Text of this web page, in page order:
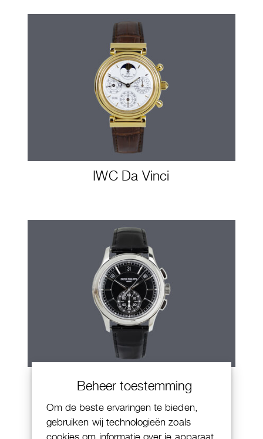
Beheer toestemming
Om de beste ervaringen te bieden,
gebruiken wij technologieën zoals
cookies om informatie over je apparaat
IWC Da Vinci
Patek Philippe Annual Calendar